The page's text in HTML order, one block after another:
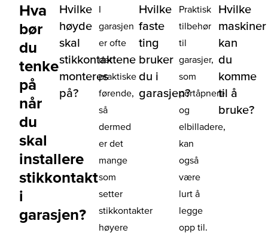
Hva
bør
du
tenke
på
når
du
skal
installere
stikkontakt
i
garasjen?
Hvilke
høyde
skal
stikkontaktene
monteres
på?
I
garasjen
er ofte
det
praktiske
førende,
så
dermed
er det
mange
som
setter
stikkontakter
høyere
Hvilke
faste
ting
bruker
du i
garasjen?
Praktisk
tilbehør
til
garasjer,
som
portåpnere
og
elbilladere,
kan
også
være
lurt å
legge
opp til.
Hvilke
maskiner
kan
du
komme
til å
bruke?